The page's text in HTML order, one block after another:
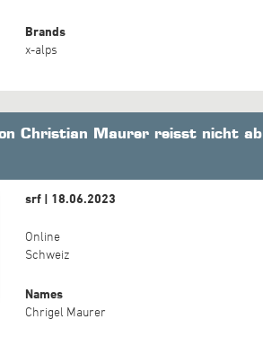
Brands
x-alps
Christian Maurer reisst nicht ab
srf | 18.06.2023
Online
Schweiz
Names
Chrigel Maurer